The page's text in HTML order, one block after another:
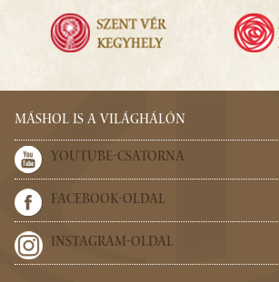
MÁSHOL IS A VILÁGHÁLÓN
YOUTUBE-CSATORNA
FACEBOOK-OLDAL
INSTAGRAM-OLDAL